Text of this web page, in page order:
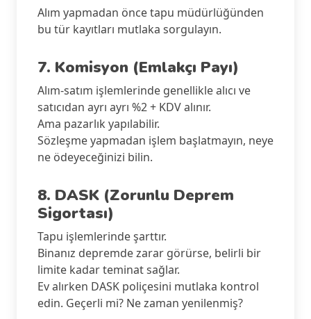
Alım yapmadan önce tapu müdürlüğünden
bu tür kayıtları mutlaka sorgulayın.
7. Komisyon (Emlakçı Payı)
Alım-satım işlemlerinde genellikle alıcı ve
satıcıdan ayrı ayrı %2 + KDV alınır.
Ama pazarlık yapılabilir.
Sözleşme yapmadan işlem başlatmayın, neye
ne ödeyeceğinizi bilin.
8. DASK (Zorunlu Deprem
Sigortası)
Tapu işlemlerinde şarttır.
Binanız depremde zarar görürse, belirli bir
limite kadar teminat sağlar.
Ev alırken DASK poliçesini mutlaka kontrol
edin. Geçerli mi? Ne zaman yenilenmiş?